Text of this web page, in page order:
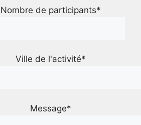
Nombre de participants*
Ville de l'activité*
Message*